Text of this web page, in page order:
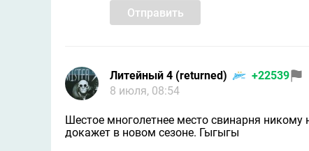
Отправить
Литейный 4 (returned)
+22539
8 июля, 08:54
Шестое многолетнее место свинарня
докажет в новом сезоне. Гыгыгы